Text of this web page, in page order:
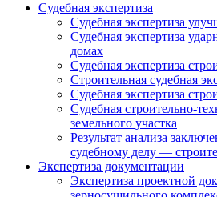
Судебная экспертиза
Судебная экспертиза
Судебная экспертиза
домах
Судебная экспертиза
Строительная судебная
Судебная экспертиза
Судебная строительно-
земельного участка
Результат анализа
судебному делу —
Экспертиза документации
Экспертиза проектной